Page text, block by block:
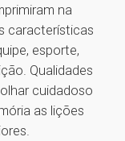
na
características
esporte,
Qualidades
cuidadoso
as lições